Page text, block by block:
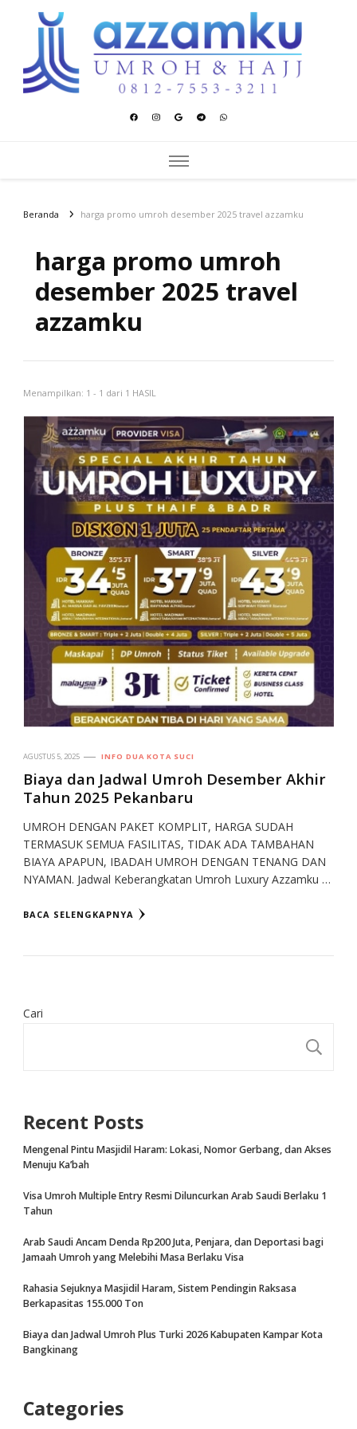
Azzamku Umroh dan Hajj
Beranda harga promo umroh desember 2025 travel azzamku
harga promo umroh
desember 2025 travel
azzamku
Menampilkan: 1 - 1 dari 1 HASIL
AGUSTUS 5, 2025 INFO DUA KOTA SUCI
Biaya dan Jadwal Umroh Desember Akhir
Tahun 2025 Pekanbaru
UMROH DENGAN PAKET KOMPLIT, HARGA SUDAH
TERMASUK SEMUA FASILITAS, TIDAK ADA TAMBAHAN
BIAYA APAPUN, IBADAH UMROH DENGAN TENANG DAN
NYAMAN. Jadwal Keberangkatan Umroh Luxury Azzamku …
BACA SELENGKAPNYA
Cari
Recent Posts
Mengenal Pintu Masjidil Haram: Lokasi, Nomor Gerbang, dan Akses
Menuju Ka’bah
Visa Umroh Multiple Entry Resmi Diluncurkan Arab Saudi Berlaku 1
Tahun
Arab Saudi Ancam Denda Rp200 Juta, Penjara, dan Deportasi bagi
Jamaah Umroh yang Melebihi Masa Berlaku Visa
Rahasia Sejuknya Masjidil Haram, Sistem Pendingin Raksasa
Berkapasitas 155.000 Ton
Biaya dan Jadwal Umroh Plus Turki 2026 Kabupaten Kampar Kota
Bangkinang
Categories